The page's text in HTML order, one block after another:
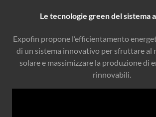
Le tecnologie green del sistema
Expofin propone l’efficientamento
di un sistema innovativo per sfruttare al
solare e massimizzare la produzione di
rinnovabili.